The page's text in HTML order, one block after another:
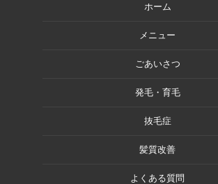
ホーム
メニュー
ごあいさつ
発毛・育毛
抜毛症
髪質改善
よくある質問